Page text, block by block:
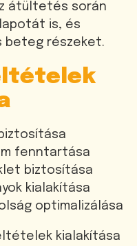
átültetés során
is, és
beteg részeket.
fenntartása
biztosítása
kialakítása
optimalizálása
kialakítása